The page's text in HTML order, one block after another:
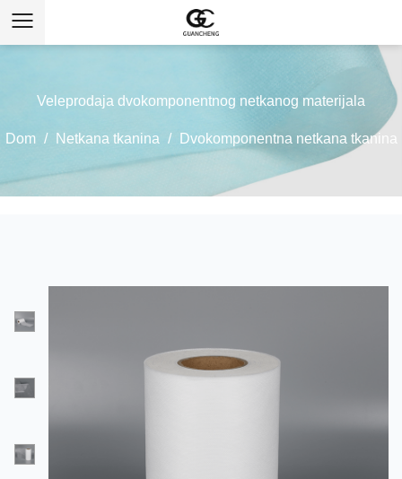
Veleprodaja dvokomponentnog netkanog materijala
Dom / Netkana tkanina / Dvokomponentna netkana tkanina